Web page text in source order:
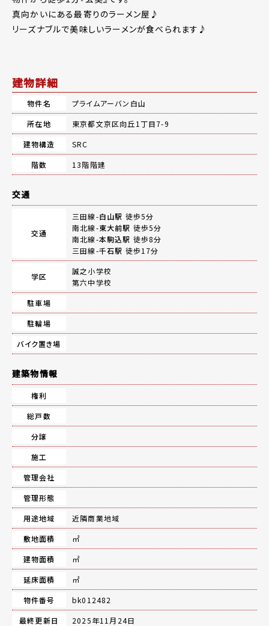
真向かいにある最寄りのラーメン屋♪
リーズナブルで美味しいラーメンが食べられます♪
建物詳細
物件名
プライムアーバン白山
所在地
東京都文京区向丘1丁目7-9
建物構造
SRC
階数
13階階建
交通
交通
三田線-白山駅 徒歩5分
南北線-東大前駅 徒歩5分
南北線-本駒込駅 徒歩8分
三田線-千石駅 徒歩17分
学区
誠之小学校
第六中学校
駐車場
駐輪場
バイク置き場
建築物情報
権利
総戸数
分譲
施工
管理会社
管理形態
用途地域
近隣商業地域
敷地面積
㎡
建物面積
㎡
延床面積
㎡
物件番号
bk012482
最終更新日
2025年11月24日